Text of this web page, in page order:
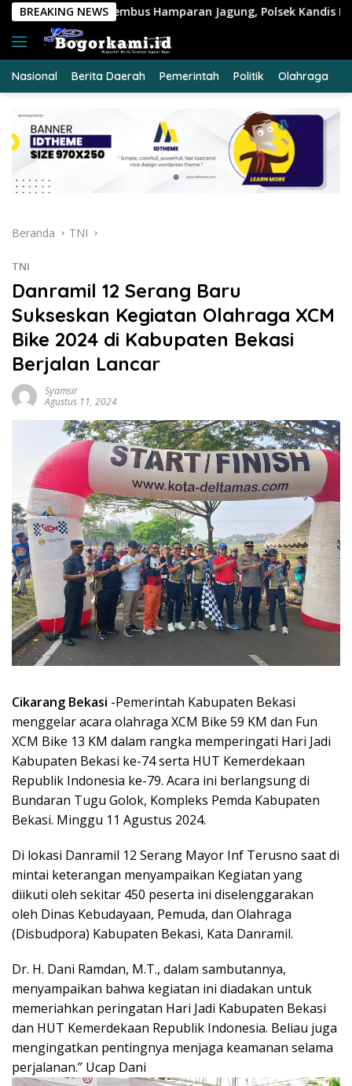
Langsung
konten
BREAKING NEWS
Jagung, Polsek Kandis Pastikan Ketahanan Pangan
Nasional Berita Daerah Pemerintah Politik Olahraga
Beranda TNI
TNI
Danramil 12 Serang Baru
Sukseskan Kegiatan Olahraga XCM
Bike 2024 di Kabupaten Bekasi
Berjalan Lancar
Syamsir
Agustus 11, 2024
Cikarang Bekasi -Pemerintah Kabupaten Bekasi
menggelar acara olahraga XCM Bike 59 KM dan Fun
XCM Bike 13 KM dalam rangka memperingati Hari Jadi
Kabupaten Bekasi ke-74 serta HUT Kemerdekaan
Republik Indonesia ke-79. Acara ini berlangsung di
Bundaran Tugu Golok, Kompleks Pemda Kabupaten
Bekasi. Minggu 11 Agustus 2024.
Di lokasi Danramil 12 Serang Mayor Inf Terusno saat di
mintai keterangan menyampaikan Kegiatan yang
diikuti oleh sekitar 450 peserta ini diselenggarakan
oleh Dinas Kebudayaan, Pemuda, dan Olahraga
(Disbudpora) Kabupaten Bekasi, Kata Danramil.
Dr. H. Dani Ramdan, M.T., dalam sambutannya,
menyampaikan bahwa kegiatan ini diadakan untuk
memeriahkan peringatan Hari Jadi Kabupaten Bekasi
dan HUT Kemerdekaan Republik Indonesia. Beliau juga
mengingatkan pentingnya menjaga keamanan selama
perjalanan.” Ucap Dani